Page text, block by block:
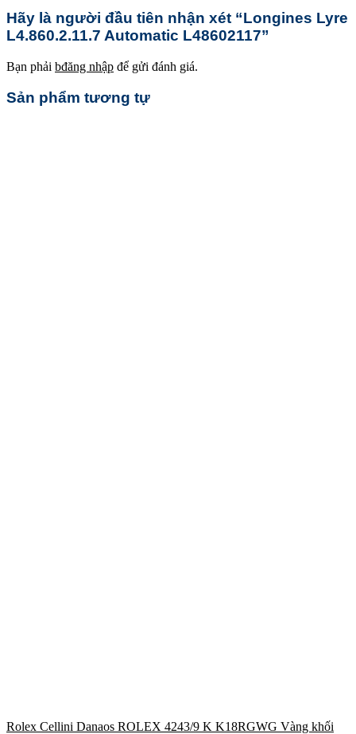
Hãy là người đầu tiên nhận xét “Longines Lyre
L4.860.2.11.7 Automatic L48602117”
Bạn phải bđăng nhập để gửi đánh giá.
Sản phẩm tương tự
Rolex Cellini Danaos ROLEX 4243/9 K K18RGWG Vàng khối